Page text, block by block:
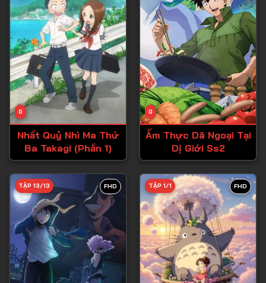
Tập 10
Tập 11
Tập 12
Tập 13
Tập 14
Tập 15
Tập 17
Tập 18
Tập 19
Tập 20
Tập 21
Tập 22
0
Nhất Quỷ Nhì Ma Thứ
Ba Takagi (Phần 1)
0
Ẩm Thực Dã Ngoại Tại
Dị Giới Ss2
FHD
TẬP 13/13 FHD
TẬP 1/1